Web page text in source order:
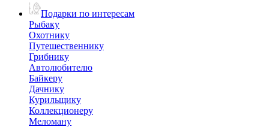
Подарки по интересам
Рыбаку
Охотнику
Путешественнику
Грибнику
Автолюбителю
Байкеру
Дачнику
Курильщику
Коллекционеру
Меломану